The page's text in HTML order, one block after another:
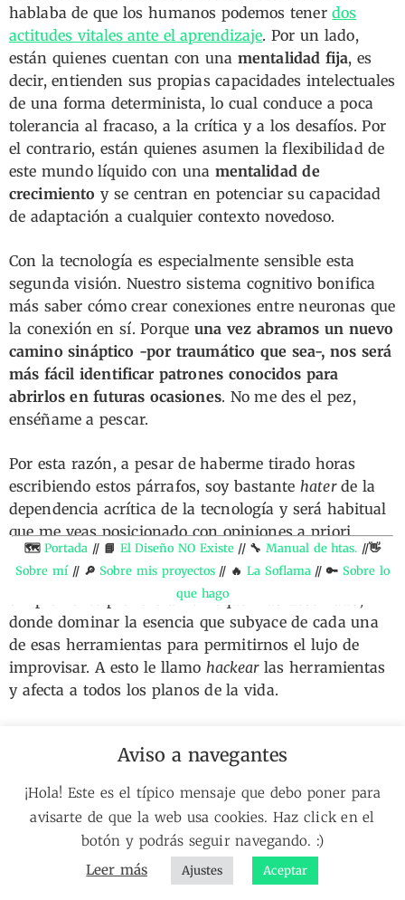
hablaba de que los humanos podemos tenerdos
actitudes vitales ante el aprendizaje. Por un lado,
están quienes cuentan con unamentalidad fija, es
decir, entienden sus propias capacidades intelectuales
de una forma determinista, lo cual conduce a poca
tolerancia al fracaso, a la crítica y a los desafíos. Por
el contrario, están quienes asumen la flexibilidad de
este mundo líquido con una mentalidad de
crecimiento y se centran en potenciar su capacidad
de adaptación a cualquier contexto novedoso.
Con la tecnología es especialmente sensible esta
segunda visión. Nuestro sistema cognitivo bonifica
más saber cómo crear conexiones entre neuronas que
la conexión en sí. Porque una vez abramos un nuevo
camino sináptico -por traumático que sea-, nos será
más fácil identificar patrones conocidos para
abrirlos en futuras ocasiones. No me des el pez,
enséñame a pescar.
Por esta razón, a pesar de haberme tirado horas
escribiendo estos párrafos, soy bastantehaterde la
dependencia acrítica de la tecnología y será habitual
que me veas posicionado con opiniones a priori
contradictorias con la caña que le doy a todas mis
herramientas digitales. No soy tan volátil,
simplemente prefiero un enfoque más desenfado,
donde dominar la esencia que subyace de cada una
de esas herramientas para permitirnos el lujo de
improvisar. A esto le llamo hackearlas herramientas
y afecta a todos los planos de la vida.
Ahora te he contado el “por qué”. Si quieres descubrir
el “qué” es mi deber como escritor recomendarte este
Manual de Herramientas, donde explico cuáles son
las buenas y malas prácticas que he identificado en
🗺️Portada // 📘 El Diseño NO Existe// 🔧Manual de htas. //👋
Sobre mí// 🔎Sobre mis proyectos// 🔥 La Soflama // 🔑Sobre lo
que hago
Aviso a navegantes
¡Hola! Este es el típico mensaje que debo poner para
avisarte de que la web usa cookies. Haz click en el
botón y podrás seguir navegando. :)
Leer más
Ajustes Aceptar